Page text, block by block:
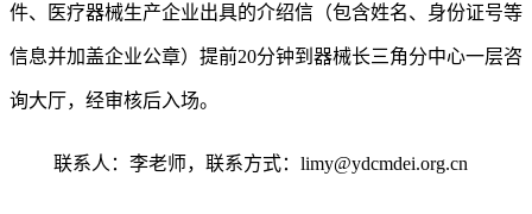
件、医疗器械生产企业出具的介绍信（包含姓名、身份证号等
信息并加盖企业公章）提前20分钟到器械长三角分中心一层咨
询大厅，经审核后入场。
联系人：李老师，联系方式：limy@ydcmdei.org.cn